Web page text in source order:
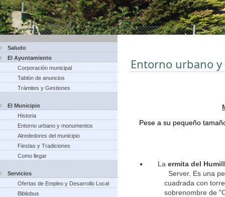
Saludo
El Ayuntamiento
Corporación municipal
Tablón de anuncios
Trámites y Gestiones
El Municipio
Historia
Entorno urbano y monumentos
Alrededores del municipio
Fiestas y Tradiciones
Como llegar
Servicios
Ofertas de Empleo y Desarrollo Local
Bibliobus
Entorno urbano
Pese a su pequeño
La ermita del
Server. Es una
cuadrada con
sobrenombre de